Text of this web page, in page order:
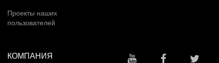
Проекты наших
пользователей
КОМПАНИЯ